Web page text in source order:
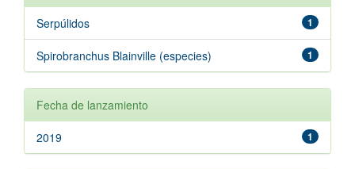
1
Serpúlidos
1
Spirobranchus Blainville (especies)
Fecha de lanzamiento
1
2019